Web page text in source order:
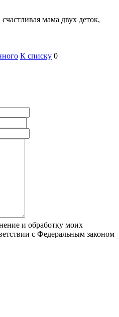
мама двух деток,
К списку 0
и обработку моих
с Федеральным законом